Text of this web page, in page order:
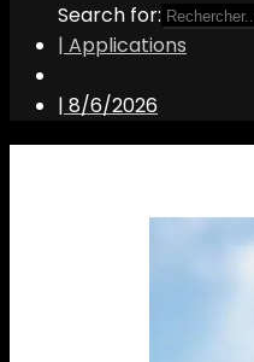
Search for:
| Applications
| 8/6/2026